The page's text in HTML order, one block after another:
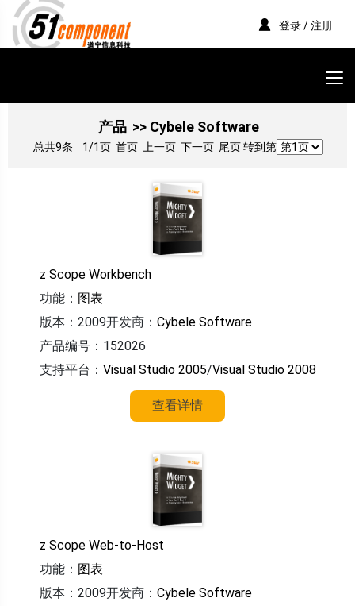
登录 / 注册
产品 >> Cybele Software
总共9条 1/1页 首页 上一页 下一页 尾页 转到第
z Scope Workbench
功能： 图表
版本：2009开发商： Cybele Software
产品编号：152026
支持平台： Visual Studio 2005/Visual Studio 2008
查看详情
z Scope Web-to-Host
功能： 图表
版本：2009开发商： Cybele Software